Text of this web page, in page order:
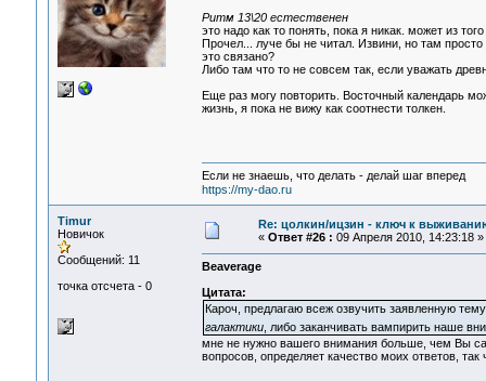
Ритм 13\20 естественен
это надо как то понять, пока я никак. может из
Прочел... луче бы не читал. Извини, но там
это связано?
Либо там что то не совсем так, если уважать
Еще раз могу повторить. Восточный календарь
жизнь, я пока не вижу как соотнести толкен.
Если не знаешь, что делать - делай шаг вперед
https://my-dao.ru
Timur
Новичок
Сообщений: 11
точка отсчета - 0
Re: цолкин/ицзин - ключ к
« Ответ #26 : 09 Апреля 2010, 14:23:18 »
Beaverage
Цитата:
Кароч, предлагаю всеж озвучить заявленную
галактики, либо заканчивать вампирить наше
мне не нужно вашего внимания больше, чем Вы
вопросов, определяет качество моих ответов, так